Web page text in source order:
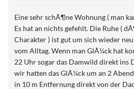
Eine sehr schÃ¶ne Wohnung ( man
Es hat an nichts gefehlt. Die Ruhe (
Charakter ) ist gut um sich wieder
vom Alltag. Wenn man GlÃ¼ck hat
22 Uhr sogar das Damwild direkt ins
wir hatten das GlÃ¼ck um an 2
in 10 m Entfernung direkt von der